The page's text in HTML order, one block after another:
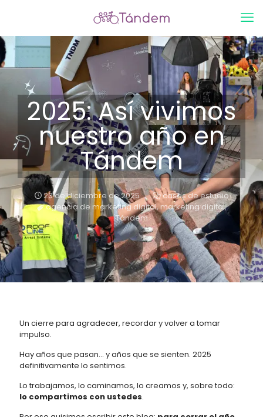
2025: Así vivimos
nuestro año en
Tándem
23 de diciembre de 2025
casos de estudio
agencia de marketing digital,marketing digital,
Tándem
Un cierre para agradecer, recordar y volver a tomar
impulso.
Hay años que pasan… y años que se sienten. 2025
definitivamente lo sentimos.
Lo trabajamos, lo caminamos, lo creamos y, sobre todo:
lo compartimos con ustedes.